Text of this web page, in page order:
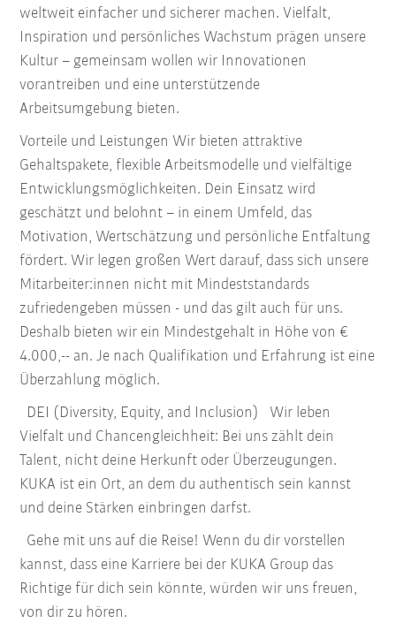
weltweit einfacher und sicherer machen. Vielfalt,
Inspiration und persönliches Wachstum prägen unsere
Kultur – gemeinsam wollen wir Innovationen
vorantreiben und eine unterstützende
Arbeitsumgebung bieten.
Vorteile und Leistungen Wir bieten attraktive
Gehaltspakete, flexible Arbeitsmodelle und vielfältige
Entwicklungsmöglichkeiten. Dein Einsatz wird
geschätzt und belohnt – in einem Umfeld, das
Motivation, Wertschätzung und persönliche Entfaltung
fördert. Wir legen großen Wert darauf, dass sich unsere
Mitarbeiter:innen nicht mit Mindeststandards
zufriedengeben müssen - und das gilt auch für uns.
Deshalb bieten wir ein Mindestgehalt in Höhe von €
4.000,-- an. Je nach Qualifikation und Erfahrung ist eine
Überzahlung möglich.
DEI (Diversity, Equity, and Inclusion) Wir leben
Vielfalt und Chancengleichheit: Bei uns zählt dein
Talent, nicht deine Herkunft oder Überzeugungen.
KUKA ist ein Ort, an dem du authentisch sein kannst
und deine Stärken einbringen darfst.
Gehe mit uns auf die Reise! Wenn du dir vorstellen
kannst, dass eine Karriere bei der KUKA Group das
Richtige für dich sein könnte, würden wir uns freuen,
von dir zu hören.